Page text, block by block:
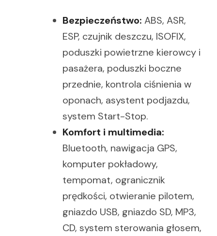
Bezpieczeństwo: ABS, ASR,
ESP, czujnik deszczu, ISOFIX,
poduszki powietrzne kierowcy i
pasażera, poduszki boczne
przednie, kontrola ciśnienia w
oponach, asystent podjazdu,
system Start-Stop.
Komfort i multimedia:
Bluetooth, nawigacja GPS,
komputer pokładowy,
tempomat, ogranicznik
prędkości, otwieranie pilotem,
gniazdo USB, gniazdo SD, MP3,
CD, system sterowania głosem,